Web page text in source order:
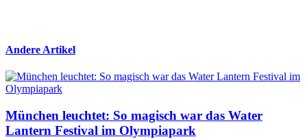
Andere Artikel
München leuchtet: So magisch war das Water
Lantern Festival im Olympiapark